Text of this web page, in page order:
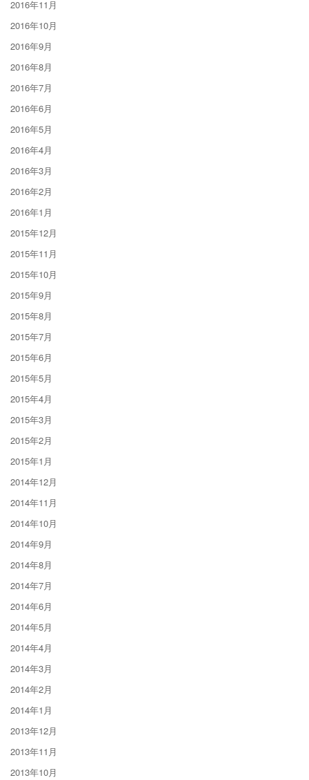
2016年11月
2016年10月
2016年9月
2016年8月
2016年7月
2016年6月
2016年5月
2016年4月
2016年3月
2016年2月
2016年1月
2015年12月
2015年11月
2015年10月
2015年9月
2015年8月
2015年7月
2015年6月
2015年5月
2015年4月
2015年3月
2015年2月
2015年1月
2014年12月
2014年11月
2014年10月
2014年9月
2014年8月
2014年7月
2014年6月
2014年5月
2014年4月
2014年3月
2014年2月
2014年1月
2013年12月
2013年11月
2013年10月